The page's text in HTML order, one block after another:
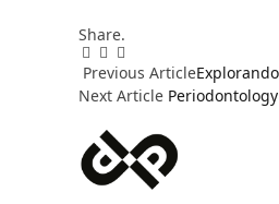
Share.
Facebook
EmailWhatsApp
Previous Article
Next Article